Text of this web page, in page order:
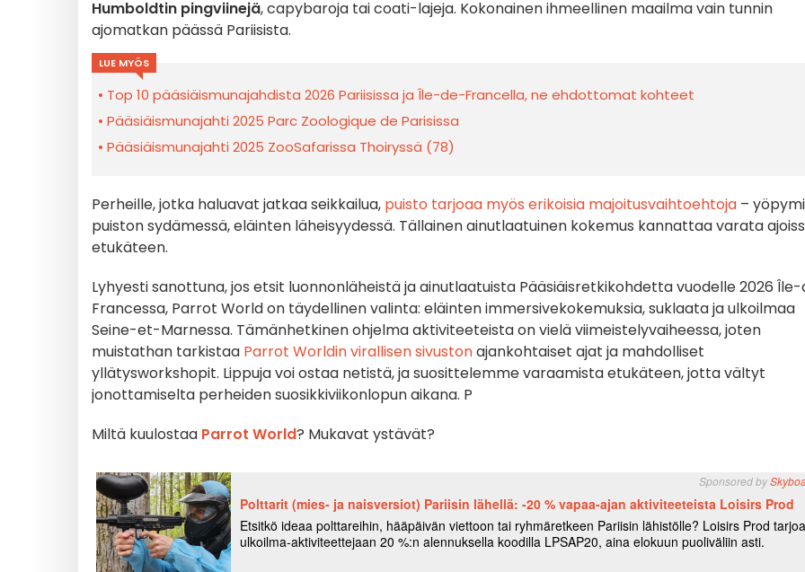
Humboldtin pingviinejä, capybaroja tai coati-lajeja. Kokonainen ihmeellinen maailma vain tunnin
ajomatkan päässä Pariisista.
LUE MYÖS
Top 10 pääsiäismunajahdista 2026 Pariisissa ja Île-de-Francella, ne ehdottomat kohteet
Pääsiäismunajahti 2025 Parc Zoologique de Parisissa
Pääsiäismunajahti 2025 ZooSafarissa Thoiryssä (78)
Perheille, jotka haluavat jatkaa seikkailua, puisto tarjoaa myös erikoisia majoitusvaihtoehtoja –
puiston sydämessä, eläinten läheisyydessä. Tällainen ainutlaatuinen kokemus kannattaa varata
etukäteen.
Lyhyesti sanottuna, jos etsit luonnonläheistä ja ainutlaatuista Pääsiäisretkikohdetta vuodelle 2026
Francessa, Parrot World on täydellinen valinta: eläinten immersivekokemuksia, suklaata ja ulkoilmaa
Seine-et-Marnessa. Tämänhetkinen ohjelma aktiviteeteista on vielä viimeistelyvaiheessa, joten
muistathan tarkistaa Parrot Worldin virallisen sivustonajankohtaiset ajat ja mahdolliset
yllätysworkshopit. Lippuja voi ostaa netistä, ja suosittelemme varaamista etukäteen, jotta vältyt
jonottamiselta perheiden suosikkiviikonlopun aikana. P
Miltä kuulostaa Parrot World? Mukavat ystävät?